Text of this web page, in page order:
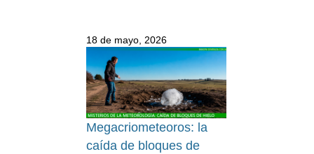
18 de mayo, 2026
Megacriometeoros: la
caída de bloques de